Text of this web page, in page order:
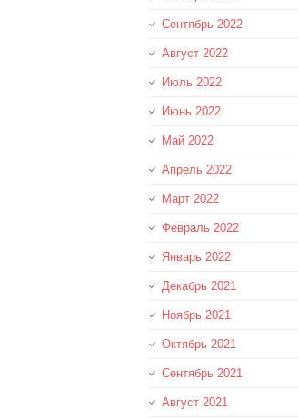
Сентябрь 2022
Август 2022
Июль 2022
Июнь 2022
Май 2022
Апрель 2022
Март 2022
Февраль 2022
Январь 2022
Декабрь 2021
Ноябрь 2021
Октябрь 2021
Сентябрь 2021
Август 2021